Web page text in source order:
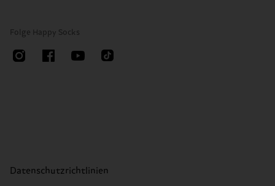
Folge Happy Socks
Datenschutzrichtlinien